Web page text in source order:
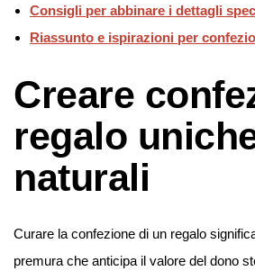
Consigli per abbinare i dettagli
Riassunto e ispirazioni per
Creare
regalo
naturali
Curare la confezione di un regalo
premura che anticipa il valore del dono